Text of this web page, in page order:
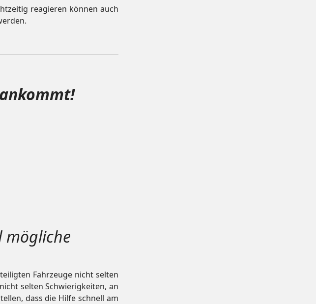
reagieren können auch
ankommt!
mögliche
Fahrzeuge nicht selten
selten Schwierigkeiten, an
dass die Hilfe schnell am